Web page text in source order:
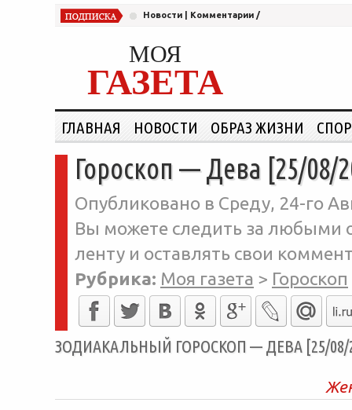
Новости Комментарии /
МОЯ
ГАЗЕТА
ГЛАВНАЯ НОВОСТИ ОБРАЗ ЖИЗНИ
Гороскоп — Дева [25/08/
Опубликовано в Среду, 24-го
Вы можете следить за любыми
ленту и оставлять свои
Рубрика: Моя газета > Гороскоп
ЗОДИАКАЛЬНЫЙ ГОРОСКОП — ДЕВА [25/08/